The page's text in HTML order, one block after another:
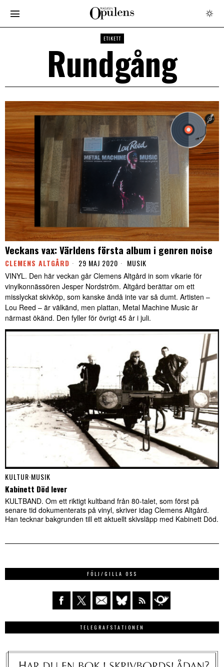
ETIKETT
Rundgång
Veckans vax: Världens första album i genren noise
CLEMENS ALTGÅRD 29 MAJ 2020 MUSIK
VINYL. Den här veckan går Clemens Altgård in som vikarie för
vinylkonnässören Jesper Nordström. Altgård berättar om ett
misslyckat skivköp, som kanske ändå inte var så dumt. Artisten –
Lou Reed – är välkänd, men plattan, Metal Machine Music är
närmast ökänd. Den fyller för övrigt 45 år i juli.
KULTUR·MUSIK
Kabinett Död lever
KULTBAND. Om ett riktigt kultband från 80-talet, som först på
senare tid dokumenterats på vinyl, skriver idag Clemens Altgård.
Han tecknar bakgrunden till ett aktuellt skivsläpp med Kabinett Död.
FÖLJ/GILLA OSS
TELEGRAFSTATIONEN